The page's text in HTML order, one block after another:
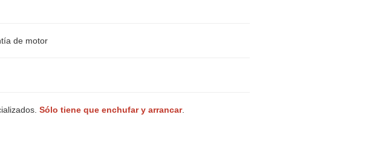
de motor
Sólo tiene que enchufar y arrancar.